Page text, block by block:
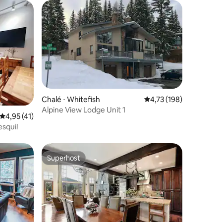
4,95 de uma avaliação média de 5, 41 avaliações
4,95 (41)
Chalé ⋅ Whitefish 4,73 de uma avaliação
4,73 (198)
Alpine View Lodge Unit 1
Superhost
Superhost